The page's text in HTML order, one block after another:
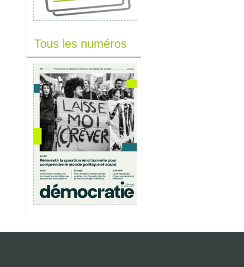
Tous les numéros